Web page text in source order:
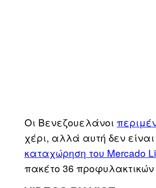
Οι Βενεζουελάνοι
χέρι, αλλά αυτή δεν
καταχώρηση του Mercado
πακέτο 36 προφυλακτικών